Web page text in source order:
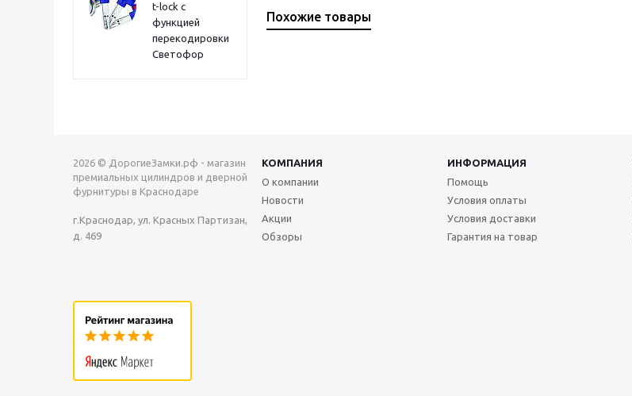
t-lock с
функцией
перекодировки
Светофор
Похожие товары
2026 © ДорогиеЗамки.рф - магазин
премиальных цилиндров и дверной
фурнитуры в Краснодаре
г.Краснодар, ул. Красных Партизан,
д. 469
КОМПАНИЯ ИНФОРМАЦИЯ
О компании
Новости
Акции
Обзоры
Помощь
Условия оплаты
Условия доставки
Гарантия на товар